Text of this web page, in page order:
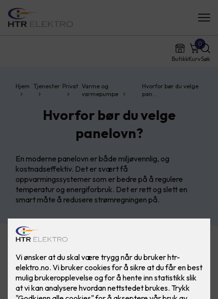
ButikkKurv
0
Søk
Hjem Tjenester Privat Varme og
varmepumpe
Hvorfor bør du velge
pan…
Hvorfor bør du velge
panelovn?
En moderne panelovn er både miljøvennlig, og
kostnadseffektiv. Det er svært få
oppvarmingssystemer som er bedre på å regulere
temperatur og energiforbruk. Det er rett og slett en
smart måte å redusere strømregningen på.